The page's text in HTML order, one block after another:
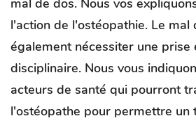
l'action de l'ostéopathie. Le mal
également nécessiter une prise
disciplinaire. Nous vous
acteurs de santé qui pourront
l'ostéopathe pour permettre un